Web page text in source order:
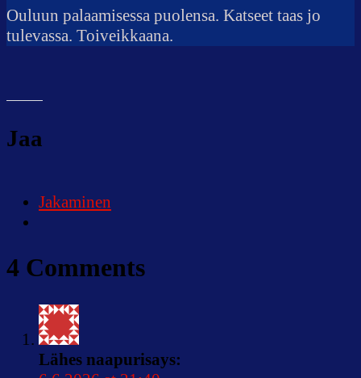
Ouluun palaamisessa puolensa. Katseet taas jo
tulevassa. Toiveikkaana.
Jaa
Jakaminen
4 Comments
Lähes naapurisays: